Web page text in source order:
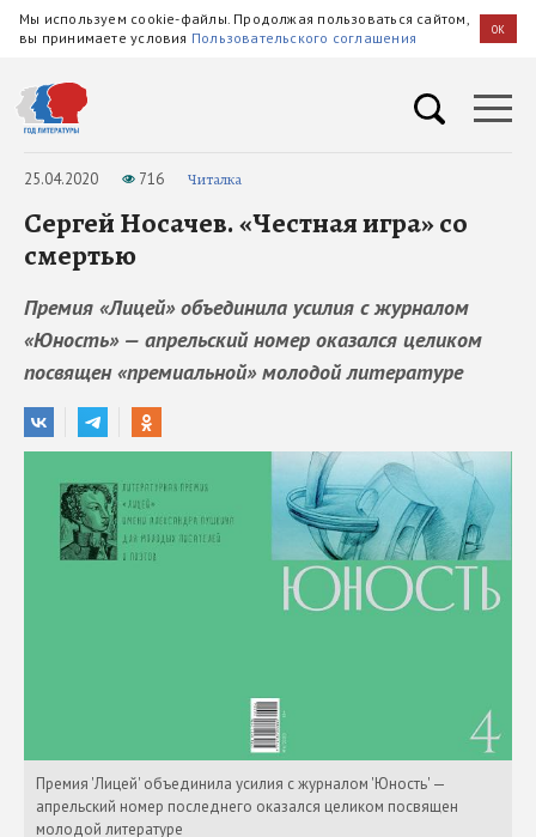
Мы используем cookie-файлы. Продолжая пользоваться сайтом,
вы принимаете условия Пользовательского соглашения OK
25.04.2020 716 Читалка
Сергей Носачев. «Честная игра» со
смертью
Премия «Лицей» объединила усилия с журналом
«Юность» — апрельский номер оказался целиком
посвящен «премиальной» молодой литературе
Премия 'Лицей' объединила усилия с журналом 'Юность' —
апрельский номер последнего оказался целиком посвящен
молодой литературе